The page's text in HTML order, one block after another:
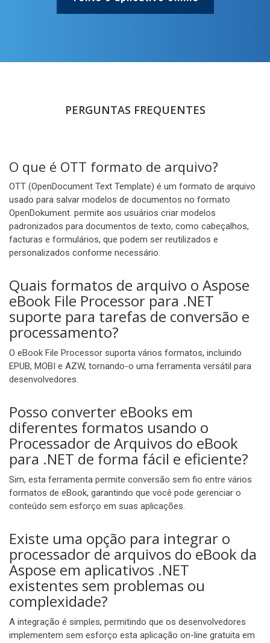
PERGUNTAS FREQUENTES
O que é OTT formato de arquivo?
OTT (OpenDocument Text Template) é um formato de arquivo
usado para salvar modelos de documentos no formato
OpenDokument. permite aos usuários criar modelos
padronizados para documentos de texto, como cabeçalhos,
facturas e formulários, que podem ser reutilizados e
personalizados conforme necessário.
Quais formatos de arquivo o Aspose
eBook File Processor para .NET
suporte para tarefas de conversão e
processamento?
O eBook File Processor suporta vários formatos, incluindo
EPUB, MOBI e AZW, tornando-o uma ferramenta versátil para
desenvolvedores.
Posso converter eBooks em
diferentes formatos usando o
Processador de Arquivos do eBook
para .NET de forma fácil e eficiente?
Sim, esta ferramenta permite conversão sem fio entre vários
formatos de eBook, garantindo que você pode gerenciar o
conteúdo sem esforço em suas aplicações.
Existe uma opção para integrar o
processador de arquivos do eBook da
Aspose em aplicativos .NET
existentes sem problemas ou
complexidade?
A integração é simples, permitindo que os desenvolvedores
implementem sem esforço esta aplicação on-line gratuita em